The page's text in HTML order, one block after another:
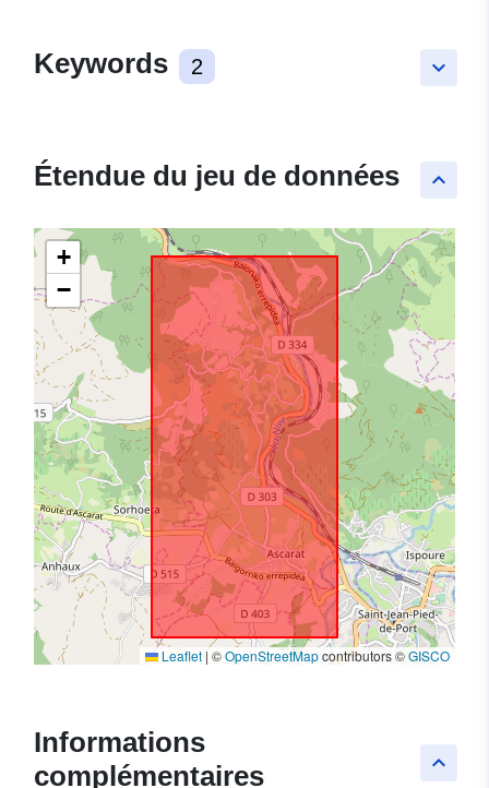
keyboard_arrow_down
Keywords 2
keyboard_arrow_up
Étendue du jeu de données
+
−
Leaflet | ©OpenStreetMapcontributors ©GISCO
keyboard_arrow_up
Informations
complémentaires